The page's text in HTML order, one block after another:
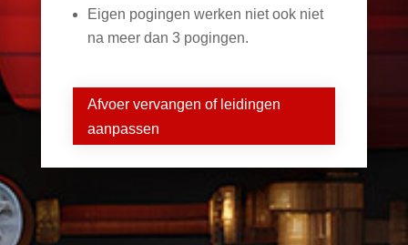
Eigen pogingen werken niet ook niet
na meer dan 3 pogingen.
Afvoer vervangen of leidingen
aanpassen